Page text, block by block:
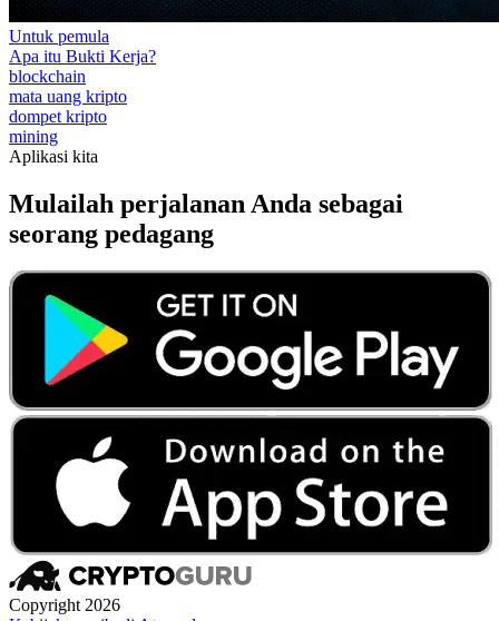
Untuk pemula
Apa itu Bukti Kerja?
blockchain
mata uang kripto
dompet kripto
mining
Aplikasi kita
Mulailah perjalanan Anda sebagai
seorang pedagang
Copyright 2026